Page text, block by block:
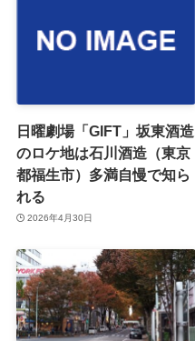
日曜劇場「GIFT」坂東酒造
のロケ地は石川酒造（東京
都福生市）多満自慢で知ら
れる
2026年4月30日